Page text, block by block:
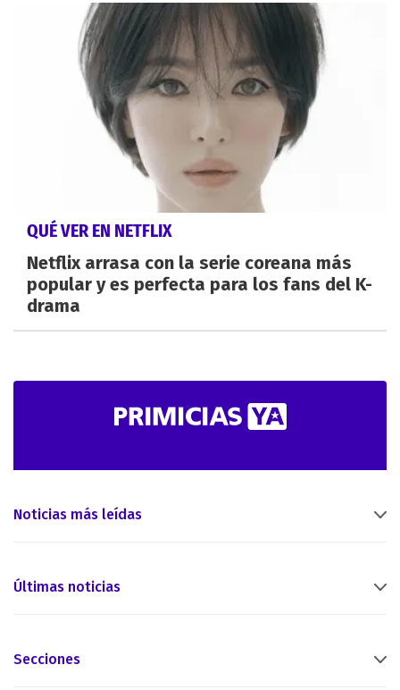
QUÉ VER EN NETFLIX
Netflix arrasa con la serie coreana más
popular y es perfecta para los fans del K-
drama
Noticias más leídas
Últimas noticias
Secciones